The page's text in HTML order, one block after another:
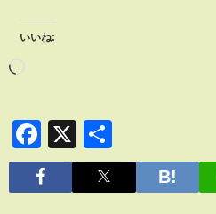
いいね:
Facebook
X
有